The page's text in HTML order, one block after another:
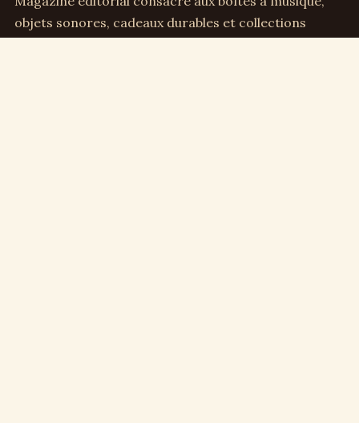
objets sonores, cadeaux durables et collections